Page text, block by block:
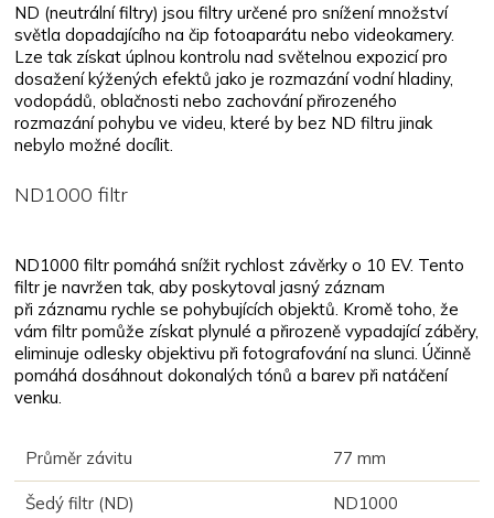
ND (neutrální filtry) jsou filtry určené pro snížení množství
světla dopadajícího na čip fotoaparátu nebo videokamery.
Lze tak získat úplnou kontrolu nad světelnou expozicí pro
dosažení kýžených efektů jako je rozmazání vodní hladiny,
vodopádů, oblačnosti nebo zachování přirozeného
rozmazání pohybu ve videu, které by bez ND filtru jinak
nebylo možné docílit.
ND1000 filtr
ND1000 filtr pomáhá snížit rychlost závěrky o 10 EV. Tento
filtr je navržen tak, aby poskytoval jasný záznam
při záznamu rychle se pohybujících objektů. Kromě toho, že
vám filtr pomůže získat plynulé a přirozeně vypadající záběry,
eliminuje odlesky objektivu při fotografování na slunci. Účinně
pomáhá dosáhnout dokonalých tónů a barev při natáčení
venku.
Průměr závitu 77 mm
Šedý filtr (ND) ND1000